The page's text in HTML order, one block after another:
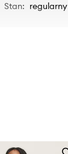
Stan: regularny